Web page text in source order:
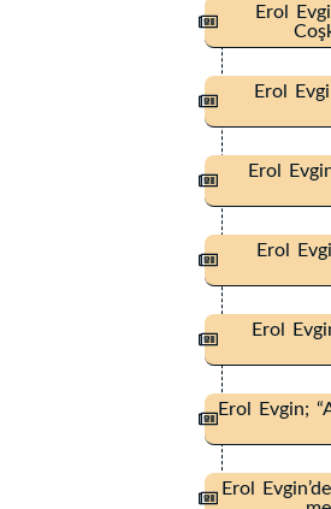
Erol
Erol
Erol
Erol
Erol
Erol Evgin;
Erol